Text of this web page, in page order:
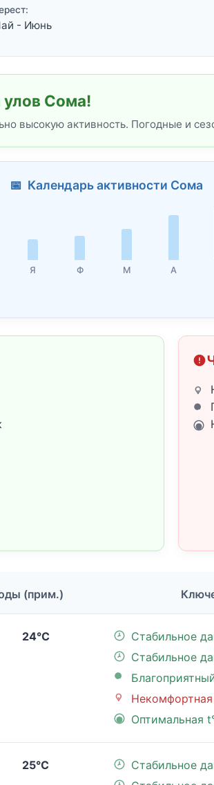
- Июнь
Сома!
высокую активность. Погодные и
📅 Календарь активности Сома
Я Ф М А
(прим.)
24°C
Стабильное
Стабильное
Некомфортная
Оптимальная
25°C
Стабильное